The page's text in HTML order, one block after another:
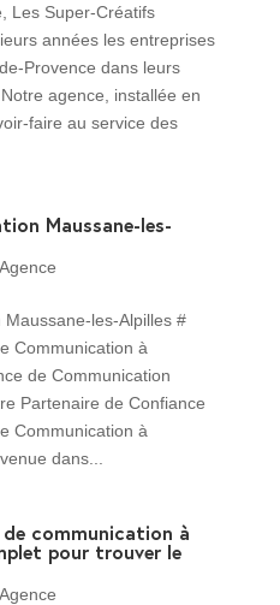
Les Super-Créatifs
années les entreprises
Provence dans leurs
agence, installée en
faire au service des
Maussane-les-
Agence
les-Alpilles #
Communication à
de Communication
Partenaire de Confiance
Communication à
dans...
de communication à
pour trouver le
Agence